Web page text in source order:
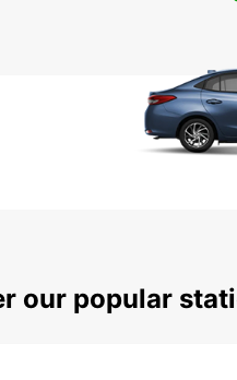
our popular